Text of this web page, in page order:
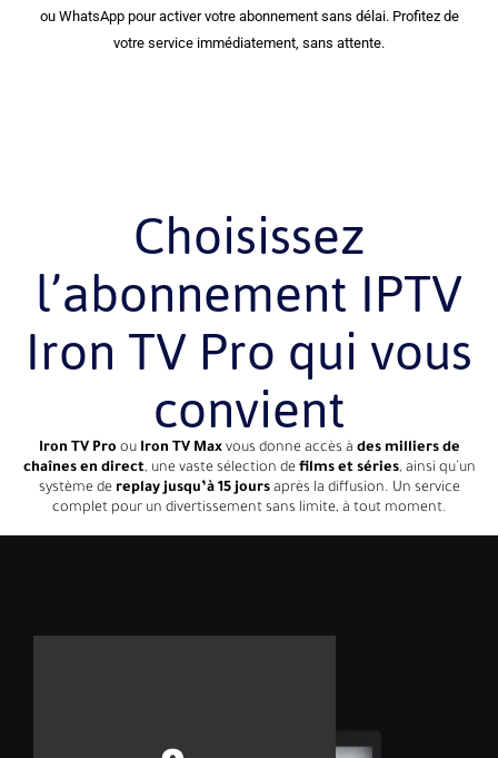
ou WhatsApp pour activer votre abonnement sans délai. Profitez de
votre service immédiatement, sans attente.
Choisissez
l’abonnement IPTV
Iron TV Pro qui vous
convient
Iron TV Pro ou Iron TV Maxvous donne accès à des milliers de
chaînes en direct, une vaste sélection de films et séries, ainsi qu’un
système de replay jusqu’à 15 joursaprès la diffusion. Un service
complet pour un divertissement sans limite, à tout moment.